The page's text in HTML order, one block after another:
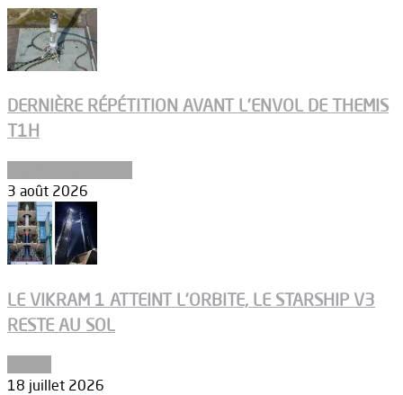
DERNIÈRE RÉPÉTITION AVANT L’ENVOL DE THEMIS
T1H
3 août 2026
LE VIKRAM 1 ATTEINT L’ORBITE, LE STARSHIP V3
RESTE AU SOL
18 juillet 2026